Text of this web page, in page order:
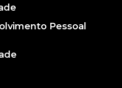
Pessoal